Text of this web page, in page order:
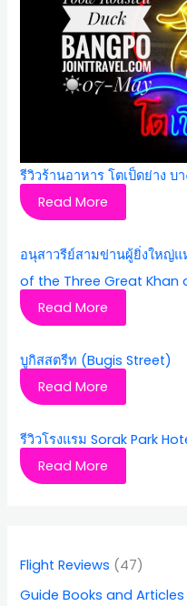
รีวิวร้านอาหาร โตเป็ดย่าง
Read More
อนุสาวรีย์สามข่านผู้ยิ่งใหญ่
of the Three Great Khan
Read More
บูกิสสตรีท (Bugis Street)
Read More
รีวิวโรงแรม Sorak Park
Read More
Flight Reviews (47)
Guide Books and Articles